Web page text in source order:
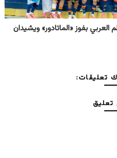
العربي بفوز «الماتادور» ويشيدان
تعليقات:
تعليق